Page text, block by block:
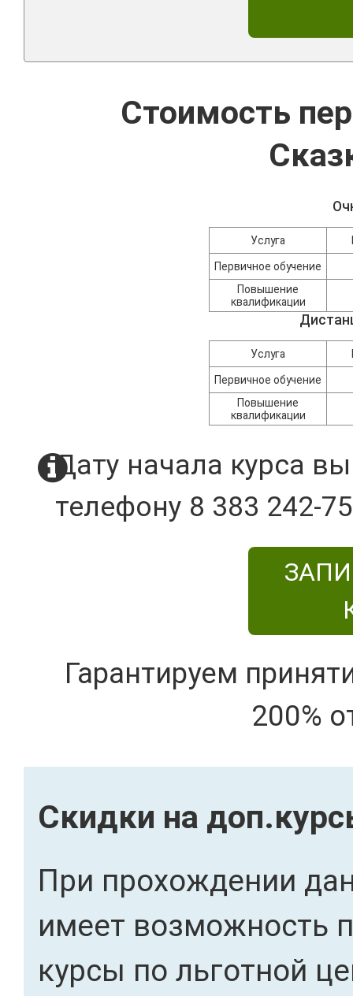
Стоимость
Услуга
Первичное обучение
Повышение
квалификации
Услуга
Первичное обучение
Повышение
квалификации
Дату начала курса
телефону 8 383 242-
Гарантируем
200%
Скидки на
При прохождении
имеет возможность
курсы по льготной